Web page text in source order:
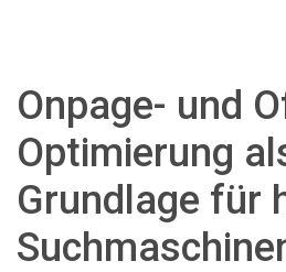
Onpage- und
Optimierung
Grundlage für